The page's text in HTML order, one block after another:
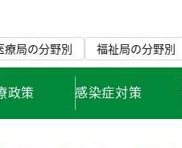
療局の分野別 福祉局の分野別
政策 感染症対策